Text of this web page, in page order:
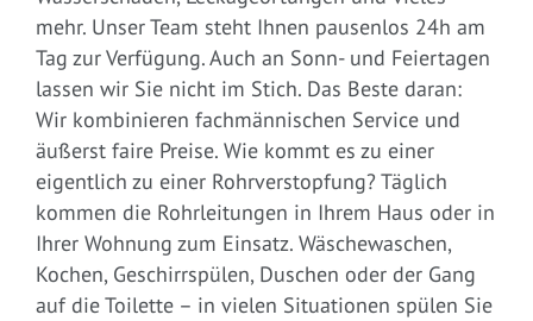
mehr. Unser Team steht Ihnen pausenlos 24h am
Tag zur Verfügung. Auch an Sonn- und Feiertagen
lassen wir Sie nicht im Stich. Das Beste daran:
Wir kombinieren fachmännischen Service und
äußerst faire Preise. Wie kommt es zu einer
eigentlich zu einer Rohrverstopfung? Täglich
kommen die Rohrleitungen in Ihrem Haus oder in
Ihrer Wohnung zum Einsatz. Wäschewaschen,
Kochen, Geschirrspülen, Duschen oder der Gang
auf die Toilette – in vielen Situationen spülen Sie